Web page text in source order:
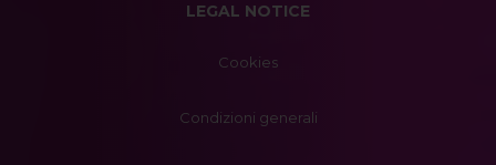
LEGAL NOTICE
Cookies
Condizioni generali